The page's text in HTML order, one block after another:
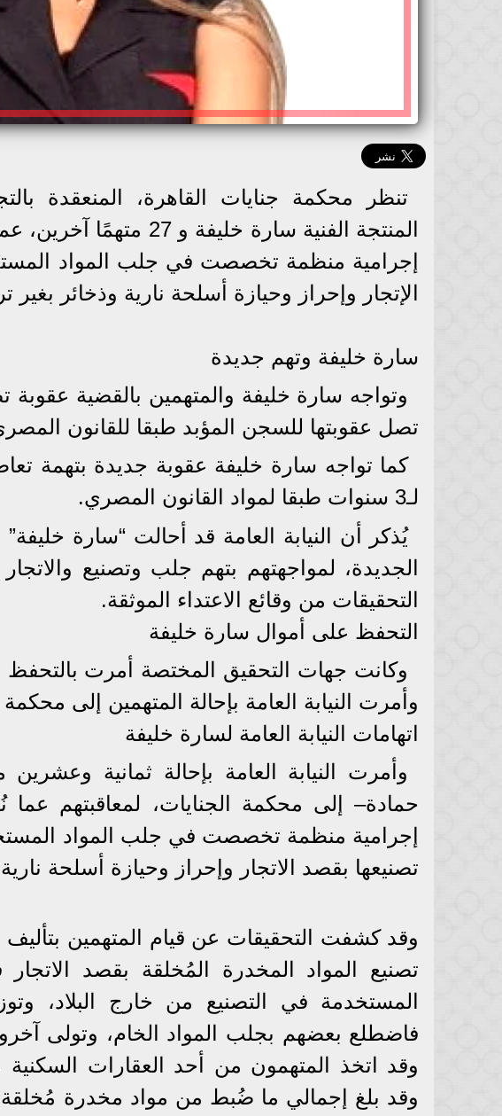
تنظر محكمة جنايات القاهرة، المنعقدة
المنتجة الفنية سارة
إجرامية منظمة تخصصت في جلب المواد
الإتجار وإحراز وحيازة أسلحة نارية وذخائر
سارة خليفة وتهم جديدة
وتواجه سارة خليفة والمتهمين بالقضية عقوبة
تصل عقوبتها للسجن المؤبد طبقا للقانون
كما تواجه سارة خليفة عقوبة جديدة بتهمة
لـ3 سنوات طبقا لمواد القانون المصري.
الجديدة، لمواجهتهم بتهم جلب وتصنيع
التحقيقات من وقائع الاعتداء الموثقة.
التحفظ على أموال سارة خليفة
وكانت جهات التحقيق المختصة أمرت بالتحفظ
وأمرت النيابة العامة بإحالة المتهمين إلى
اتهامات النيابة العامة لسارة خليفة
وأمرت النيابة العامة بإحالة ثمانية
حمادة– إلى محكمة الجنايات، لمعاقبتهم
إجرامية منظمة تخصصت في جلب المواد
تصنيعها بقصد الاتجار وإحراز وحيازة أسلحة
وقد كشفت التحقيقات عن قيام المتهمين
تصنيع المواد المخدرة المُخلقة بقصد
المستخدمة في التصنيع من خارج البلاد،
فاضطلع بعضهم بجلب المواد الخام، وتولى آخرون
وقد اتخذ المتهمون من أحد العقارات السكنية
وقد بلغ إجمالي ما ضُبط من مواد مخدرة مُخلقة